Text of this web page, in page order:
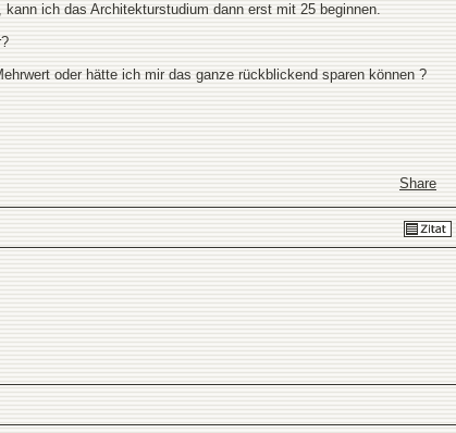
ich das Architekturstudium dann erst mit 25 beginnen.
oder hätte ich mir das ganze rückblickend sparen können ?
Share